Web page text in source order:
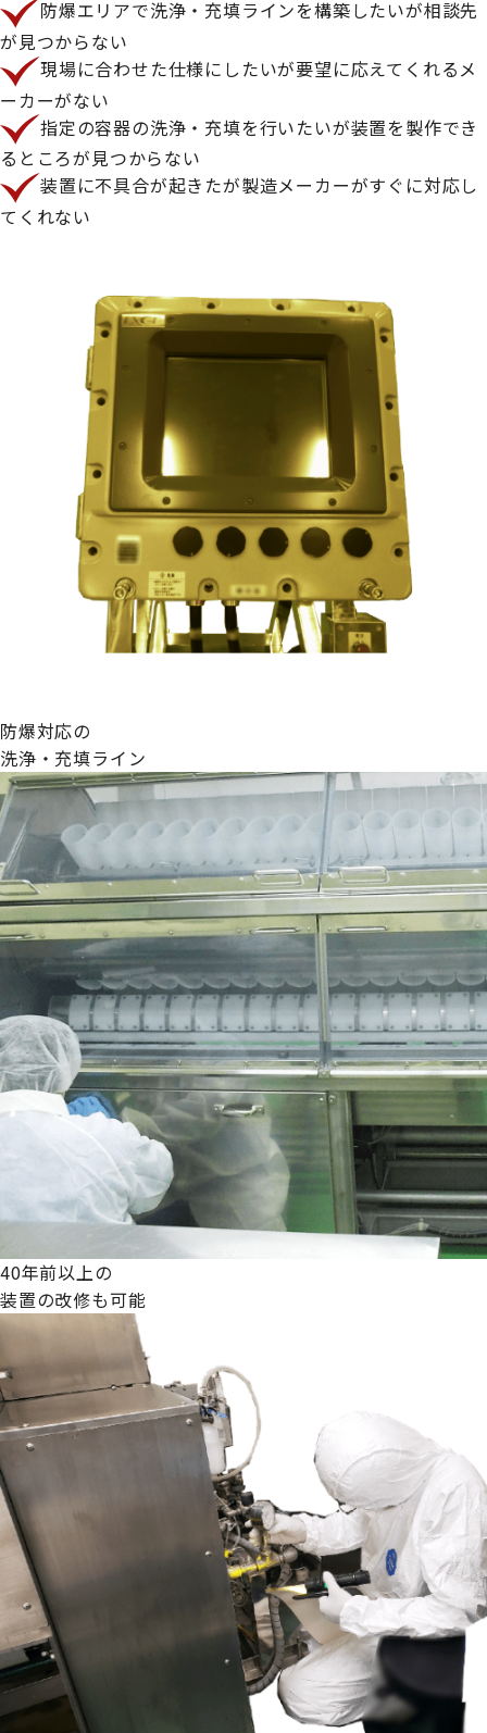
防爆エリアで洗浄・充填ラインを構築したいが相談先
が見つからない
現場に合わせた仕様にしたいが要望に応えてくれるメ
ーカーがない
指定の容器の洗浄・充填を行いたいが装置を製作でき
るところが見つからない
装置に不具合が起きたが製造メーカーがすぐに対応し
てくれない
防爆対応の
洗浄・充填ライン
40年前以上の
装置の改修も可能